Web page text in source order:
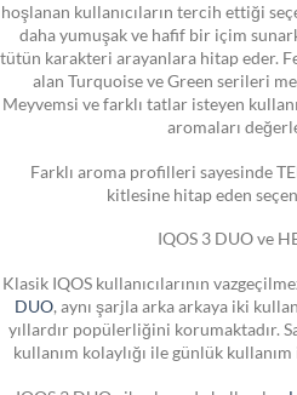
hoşlanan kullanıcıların tercih ettiği
daha yumuşak ve hafif bir içim
tütün karakteri arayanlara hitap eder.
alan Turquoise ve Green serileri
Meyvemsi ve farklı tatlar isteyen
aromaları
Farklı aroma profilleri sayesinde
kitlesine hitap eden
IQOS 3 DUO ve
Klasik IQOS kullanıcılarının
DUO, aynı şarjla arka arkaya iki
yıllardır popülerliğini korumaktadır.
kullanım kolaylığı ile günlük